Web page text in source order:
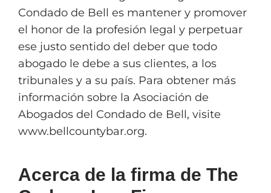
Condado de Bell es mantener y promover
el honor de la profesión legal y perpetuar
ese justo sentido del deber que todo
abogado le debe a sus clientes, a los
tribunales y a su país. Para obtener más
información sobre la Asociación de
Abogados del Condado de Bell, visite
www.bellcountybar.org.
Acerca de la firma de The